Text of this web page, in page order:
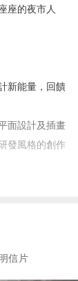
座的夜市人
新能量，回饋
面設計及插畫
發風格的創作
信片